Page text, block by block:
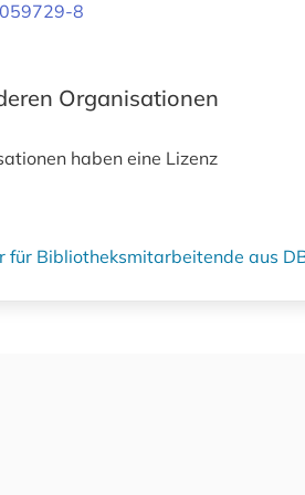
8
Organisationen
haben eine Lizenz
für Bibliotheksmitarbeitende aus